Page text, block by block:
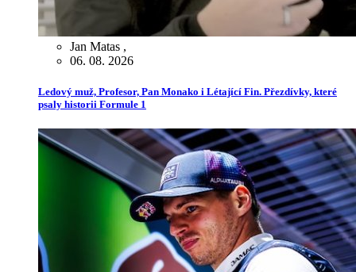
Jan Matas ,
06. 08. 2026
Ledový muž, Profesor, Pan Monako i Létající Fin. Přezdívky, které
psaly historii Formule 1